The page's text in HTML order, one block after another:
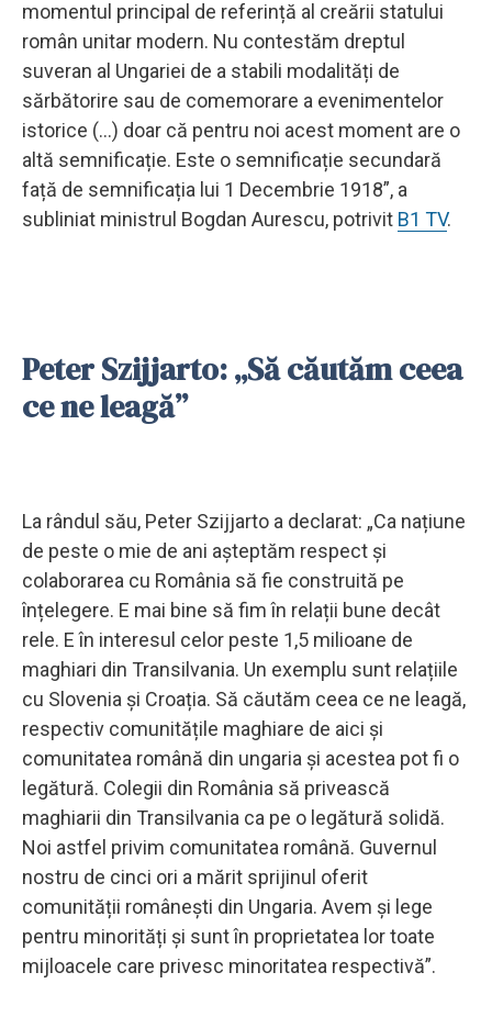
momentul principal de referință al creării statului
român unitar modern. Nu contestăm dreptul
suveran al Ungariei de a stabili modalități de
sărbătorire sau de comemorare a evenimentelor
istorice (...) doar că pentru noi acest moment are o
altă semnificație. Este o semnificație secundară
față de semnificația lui 1 Decembrie 1918”, a
subliniat ministrul Bogdan Aurescu, potrivit B1 TV.
Peter Szijjarto: „Să căutăm ceea
ce ne leagă”
La rândul său, Peter Szijjarto a declarat: „Ca națiune
de peste o mie de ani așteptăm respect și
colaborarea cu România să fie construită pe
înțelegere. E mai bine să fim în relații bune decât
rele. E în interesul celor peste 1,5 milioane de
maghiari din Transilvania. Un exemplu sunt relațiile
cu Slovenia și Croația. Să căutăm ceea ce ne leagă,
respectiv comunitățile maghiare de aici și
comunitatea română din ungaria și acestea pot fi o
legătură. Colegii din România să privească
maghiarii din Transilvania ca pe o legătură solidă.
Noi astfel privim comunitatea română. Guvernul
nostru de cinci ori a mărit sprijinul oferit
comunității românești din Ungaria. Avem și lege
pentru minorități și sunt în proprietatea lor toate
mijloacele care privesc minoritatea respectivă”.